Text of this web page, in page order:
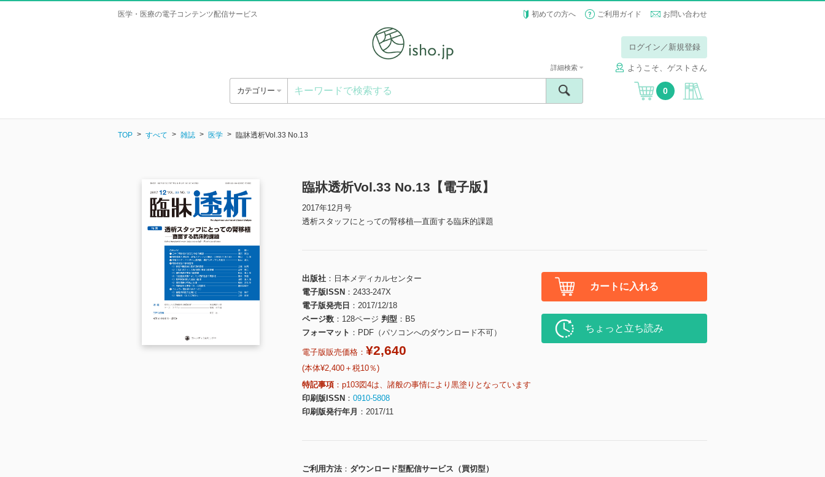
医学・医療の電子コンテンツ配信サービス 初めての方へ ご利用ガイド お問い合わせ
ログイン／新規登録
ようこそ、ゲストさん
カテゴリー
詳細検索
0
TOP すべて 雑誌 医学 臨牀透析Vol.33 No.13
臨牀透析Vol.33 No.13【電子版】
2017年12月号
透析スタッフにとっての腎移植―直面する臨床的課題
出版社
日本メディカルセンター
電子版ISSN
2433-247X
電子版発売日
2017/12/18
ページ数
128ページ 判型
B5
フォーマット
PDF（パソコンへのダウンロード不可）
電子版販売価格： ¥2,640
(本体¥2,400＋税10％)
特記事項
p103図4は、諸般の事情により黒塗りとなっています
印刷版ISSN
0910-5808
印刷版発行年月
2017/11
カートに入れる
ちょっと立ち読み
ご利用方法
ダウンロード型配信サービス（買切型）